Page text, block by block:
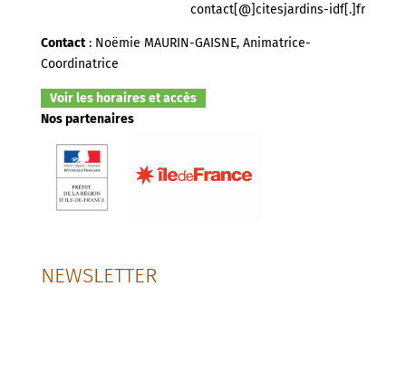
contact[@]citesjardins-idf[.]fr
Contact: Noëmie MAURIN-GAISNE, Animatrice-
Coordinatrice
Voir les horaires et accès
Nos partenaires
NEWSLETTER